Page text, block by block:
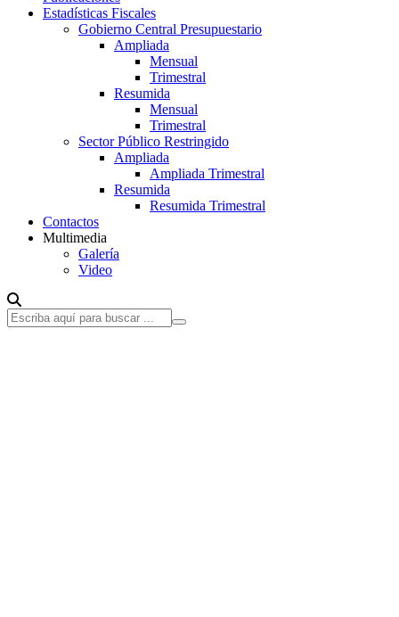
Estadísticas Fiscales
Gobierno Central Presupuestario
Ampliada
Mensual
Trimestral
Resumida
Mensual
Trimestral
Sector Público Restringido
Ampliada
Ampliada Trimestral
Resumida
Resumida Trimestral
Contactos
Multimedia
Galería
Video